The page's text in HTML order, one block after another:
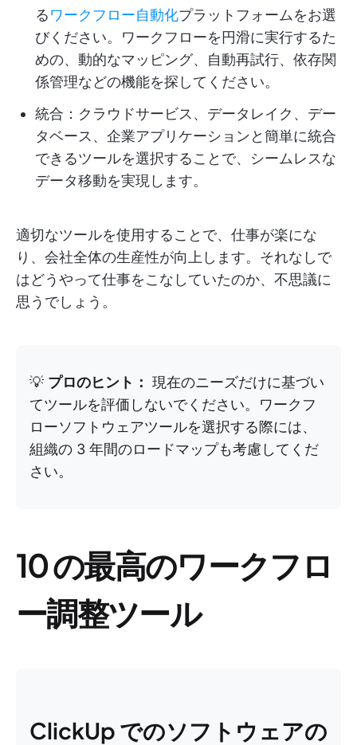
るワークフロー自動化プラットフォームをお選
びください。ワークフローを円滑に実行するた
めの、動的なマッピング、自動再試行、依存関
係管理などの機能を探してください。
統合：クラウドサービス、データレイク、デー
タベース、企業アプリケーションと簡単に統合
できるツールを選択することで、シームレスな
データ移動を実現します。
適切なツールを使用することで、仕事が楽にな
り、会社全体の生産性が向上します。それなしで
はどうやって仕事をこなしていたのか、不思議に
思うでしょう。
💡 プロのヒント： 現在のニーズだけに基づい
てツールを評価しないでください。ワークフ
ローソフトウェアツールを選択する際には、
組織の 3 年間のロードマップも考慮してくだ
さい。
10 の最高のワークフロ
ー調整ツール
ClickUp でのソフトウェアの